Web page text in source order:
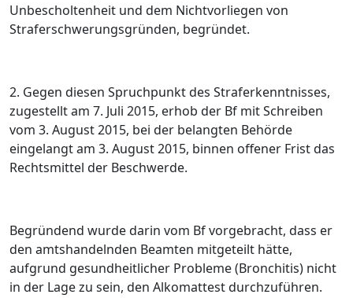
Unbescholtenheit und dem Nichtvorliegen von
Straferschwerungsgründen, begründet.
2. Gegen diesen Spruchpunkt des Straferkenntnisses,
zugestellt am 7. Juli 2015, erhob der Bf mit Schreiben
vom 3. August 2015, bei der belangten Behörde
eingelangt am 3. August 2015, binnen offener Frist das
Rechtsmittel der Beschwerde.
Begründend wurde darin vom Bf vorgebracht, dass er
den amtshandelnden Beamten mitgeteilt hätte,
aufgrund gesundheitlicher Probleme (Bronchitis) nicht
in der Lage zu sein, den Alkomattest durchzuführen.